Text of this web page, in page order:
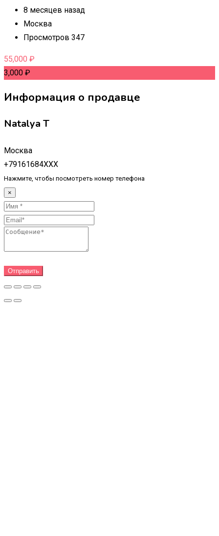
8 месяцев назад
Москва
Просмотров 347
55,000 ₽
3,000 ₽
Информация о продавце
Natalya T
Москва
+79161684XXX
Нажмите, чтобы посмотреть номер телефона
×
Отправить